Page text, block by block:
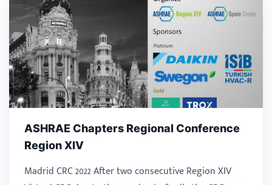
ASHRAE Chapters Regional Conference
Region XIV
Madrid CRC 2022 After two consecutive Region XIV